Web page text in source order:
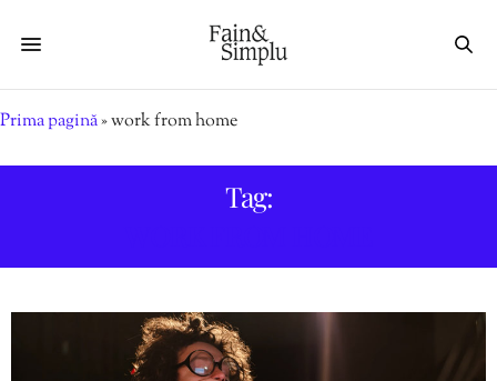
Prima pagină»work from home
Tag: